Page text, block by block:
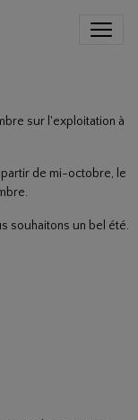
sur l'exploitation à
de mi-octobre, le
souhaitons un bel été.